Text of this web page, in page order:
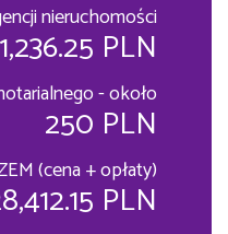
nieruchomości
1,236.25 PLN
- około
250 PLN
(cena + opłaty)
PLN